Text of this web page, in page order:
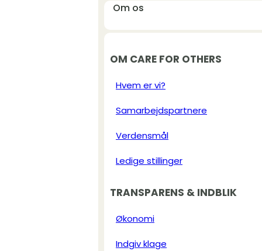
Om os
OM CARE FOR OTHERS
Hvem er vi?
Samarbejdspartnere
Verdensmål
Ledige stillinger
TRANSPARENS & INDBLIK
Økonomi
Indgiv klage